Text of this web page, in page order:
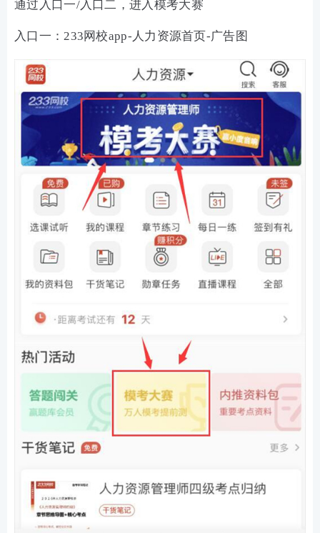
通过入口一/入口二，进入模考大赛
入口一：233网校app-人力资源首页-广告图